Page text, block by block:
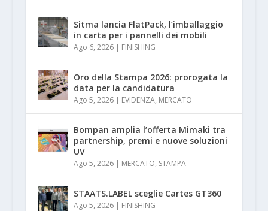
Sitma lancia FlatPack, l’imballaggio
in carta per i pannelli dei mobili
Ago 6, 2026| FINISHING
Oro della Stampa 2026: prorogata la
data per la candidatura
Ago 5, 2026| EVIDENZA, MERCATO
Bompan amplia l’offerta Mimaki tra
partnership, premi e nuove soluzioni
UV
Ago 5, 2026| MERCATO, STAMPA
STAATS.LABEL sceglie Cartes GT360
Ago 5, 2026| FINISHING